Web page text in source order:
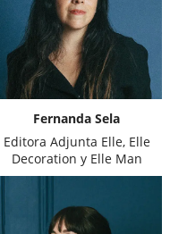
Fernanda Sela
Editora Adjunta Elle, Elle
Decoration y Elle Man